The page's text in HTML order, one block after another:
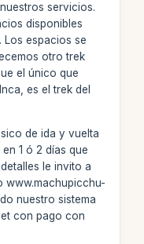
servicios.
disponibles
Los espacios se
otro trek
el único que
es el trek del
de ida y vuelta
1 ó 2 días que
le invito a
www.machupicchu-
nuestro sistema
con pago con